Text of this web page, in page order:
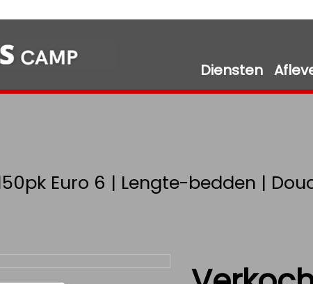
Diensten
Euro 6 | Lengte-bedden |